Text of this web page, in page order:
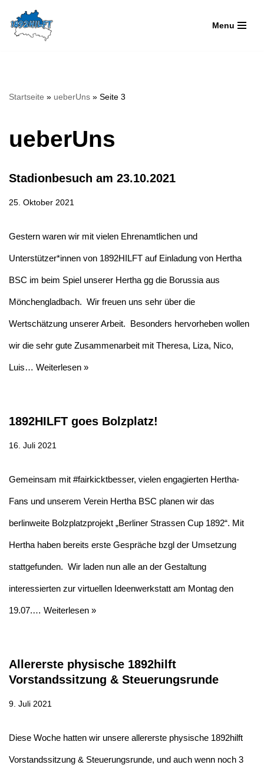
Zum
Menu
Startseite » ueberUns » Seite 3
ueberUns
Stadionbesuch am 23.10.2021
25. Oktober 2021
Gestern waren wir mit vielen Ehrenamtlichen und
Unterstützer*innen von 1892HILFT auf Einladung von Hertha
BSC im beim Spiel unserer Hertha gg die Borussia aus
Mönchengladbach. Wir freuen uns sehr über die
Wertschätzung unserer Arbeit. Besonders hervorheben wollen
wir die sehr gute Zusammenarbeit mit Theresa, Liza, Nico,
Luis… Weiterlesen »
1892HILFT goes Bolzplatz!
16. Juli 2021
Gemeinsam mit #fairkicktbesser, vielen engagierten Hertha-
Fans und unserem Verein Hertha BSC planen wir das
berlinweite Bolzplatzprojekt „Berliner Strassen Cup 1892“. Mit
Hertha haben bereits erste Gespräche bzgl der Umsetzung
stattgefunden. Wir laden nun alle an der Gestaltung
interessierten zur virtuellen Ideenwerkstatt am Montag den
19.07.… Weiterlesen »
Allererste physische 1892hilft
Vorstandssitzung & Steuerungsrunde
9. Juli 2021
Diese Woche hatten wir unsere allererste physische 1892hilft
Vorstandssitzung & Steuerungsrunde, und auch wenn noch 3